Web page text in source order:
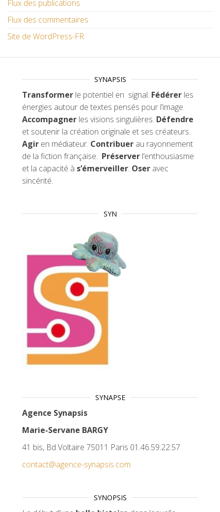
Flux des publications
Flux des commentaires
Site de WordPress-FR
SYNAPSIS
Transformer le potentiel en signal. Fédérer les
énergies autour de textes pensés pour l’image.
Accompagner les visions singulières. Défendre
et soutenir la création originale et ses créateurs.
Agir en médiateur. Contribuer au rayonnement
de la fiction française. Préserver l’enthousiasme
et la capacité à s’émerveiller. Oser avec
sincérité.
SYN
SYNAPSE
Agence Synapsis
Marie-Servane BARGY
41 bis, Bd Voltaire 75011 Paris 01.46.59.22.57
contact@agence-synapsis.com
SYNOPSIS